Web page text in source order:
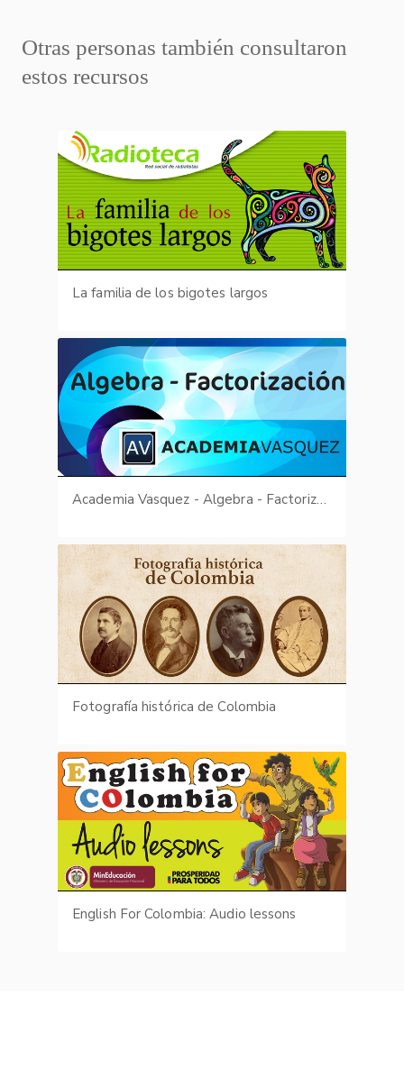
Otras personas también consultaron
estos recursos
La familia de los bigotes largos
Academia Vasquez - Algebra - Factorización
Fotografía histórica de Colombia
English For Colombia: Audio lessons